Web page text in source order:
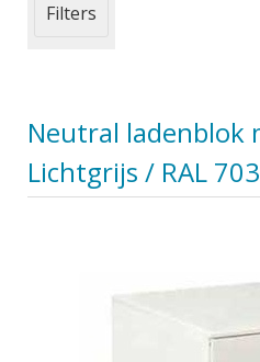
Filters
Neutral ladenblok
Lichtgrijs / RAL